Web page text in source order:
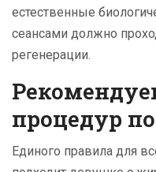
естественные
сеансами должно
регенерации.
процедур
Единого правила для